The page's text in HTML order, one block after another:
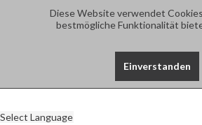
Diese Website verwendet
bestmögliche Funktionalität
Einverstanden
Select Language